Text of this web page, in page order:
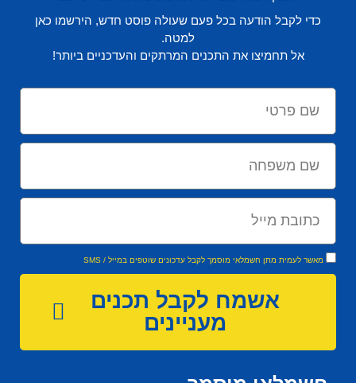
כדי לקבל הודעה בכל פעם שעולה פוסט חדש, הירשמו כאן
למטה.
אל תחמיצו את התכנים המרתקים והעדכניים ביותר!
מאשר לעמית מתן חשמלאי מוסמך לקבל עדכונים שוטפים במייל / SMS
אשמח לקבל תכנים
מעניינים